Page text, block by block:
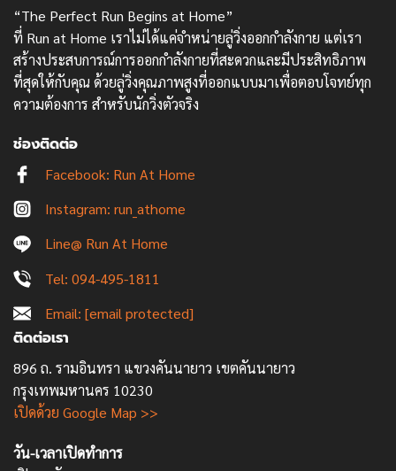
“The Perfect Run Begins at Home”
ที่ Run at Home เราไม่ได้แค่จำหน่ายลู่วิ่งออกกำลังกาย แต่เรา
สร้างประสบการณ์การออกกำลังกายที่สะดวกและมีประสิทธิภาพ
ที่สุดให้กับคุณ ด้วยลู่วิ่งคุณภาพสูงที่ออกแบบมาเพื่อตอบโจทย์ทุก
ความต้องการ สำหรับนักวิ่งตัวจริง
ช่องติดต่อ
Facebook: Run At Home
Instagram: run_athome
Line@ Run At Home
Tel: 094-495-1811
Email: [email protected]
ติดต่อเรา
896 ถ. รามอินทรา แขวงคันนายาว เขตคันนายาว
กรุงเทพมหานคร 10230
เปิดด้วย Google Map >>
วัน-เวลาเปิดทำการ